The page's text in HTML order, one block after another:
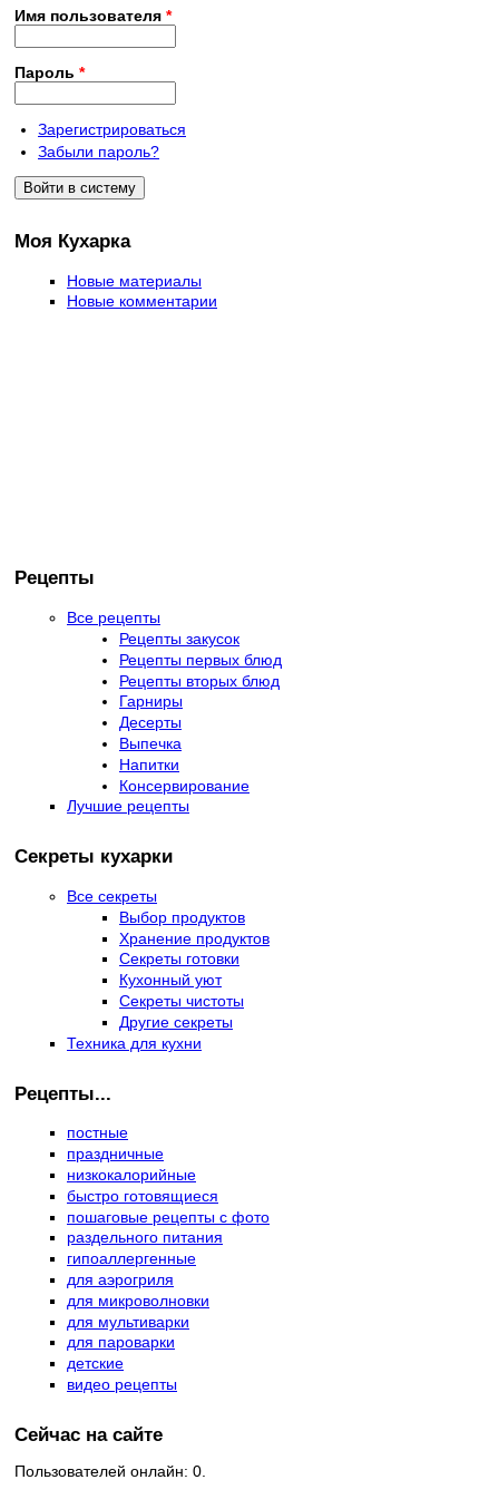
Имя пользователя *
Пароль *
Зарегистрироваться
Забыли пароль?
Моя Кухарка
Новые материалы
Новые комментарии
Рецепты
Все рецепты
Рецепты закусок
Рецепты первых блюд
Рецепты вторых блюд
Гарниры
Десерты
Выпечка
Напитки
Консервирование
Лучшие рецепты
Секреты кухарки
Все секреты
Выбор продуктов
Хранение продуктов
Секреты готовки
Кухонный уют
Секреты чистоты
Другие секреты
Техника для кухни
Рецепты...
постные
праздничные
низкокалорийные
быстро готовящиеся
пошаговые рецепты с фото
раздельного питания
гипоаллергенные
для аэрогриля
для микроволновки
для мультиварки
для пароварки
детские
видео рецепты
Сейчас на сайте
Пользователей онлайн: 0.